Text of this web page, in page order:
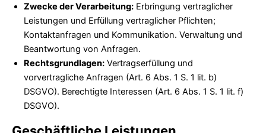
Zwecke der Verarbeitung: Erbringung vertraglicher
Leistungen und Erfüllung vertraglicher Pflichten;
Kontaktanfragen und Kommunikation. Verwaltung und
Beantwortung von Anfragen.
Rechtsgrundlagen: Vertragserfüllung und
vorvertragliche Anfragen (Art. 6 Abs. 1 S. 1 lit. b)
DSGVO). Berechtigte Interessen (Art. 6 Abs. 1 S. 1 lit. f)
DSGVO).